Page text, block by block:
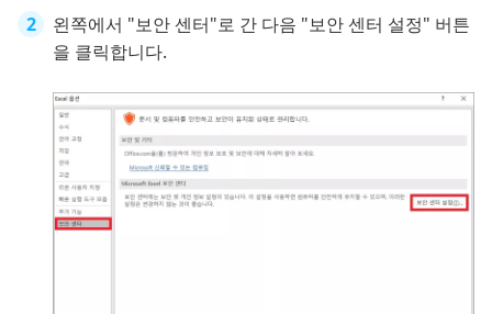
왼쪽에서 "보안 센터"로 간 다음 "보안 센터 설정" 버튼
을 클릭합니다.